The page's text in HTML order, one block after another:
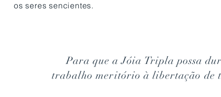
os seres sencientes.
Para que a Jóia Tripla possa
trabalho meritório à libertação de